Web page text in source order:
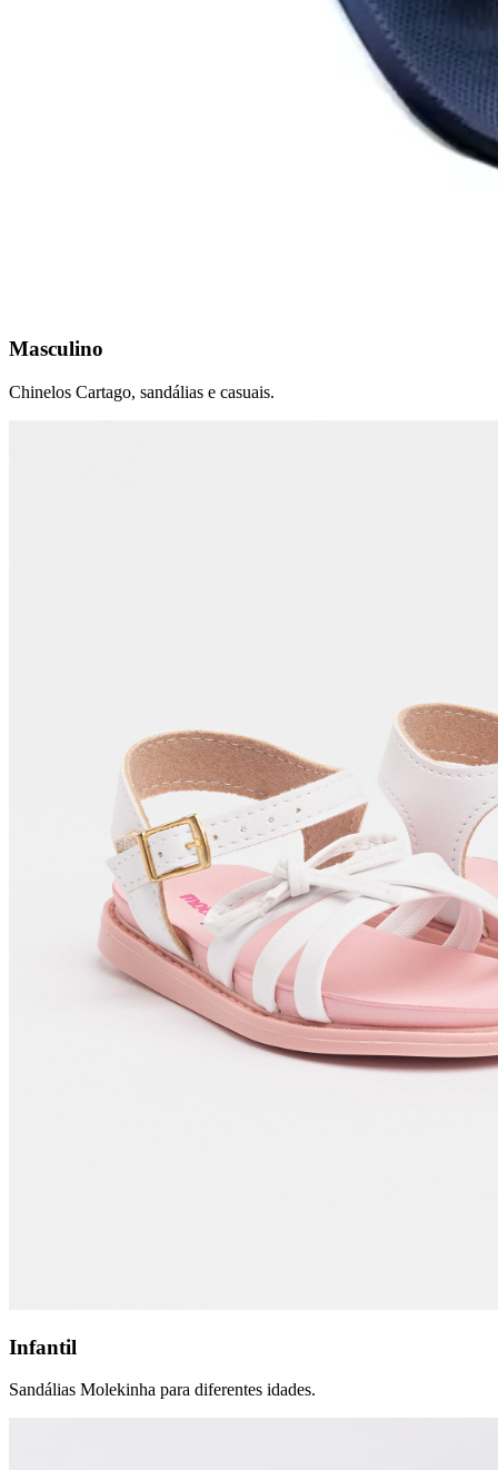
Masculino
Chinelos Cartago, sandálias e casuais.
Infantil
Sandálias Molekinha para diferentes idades.